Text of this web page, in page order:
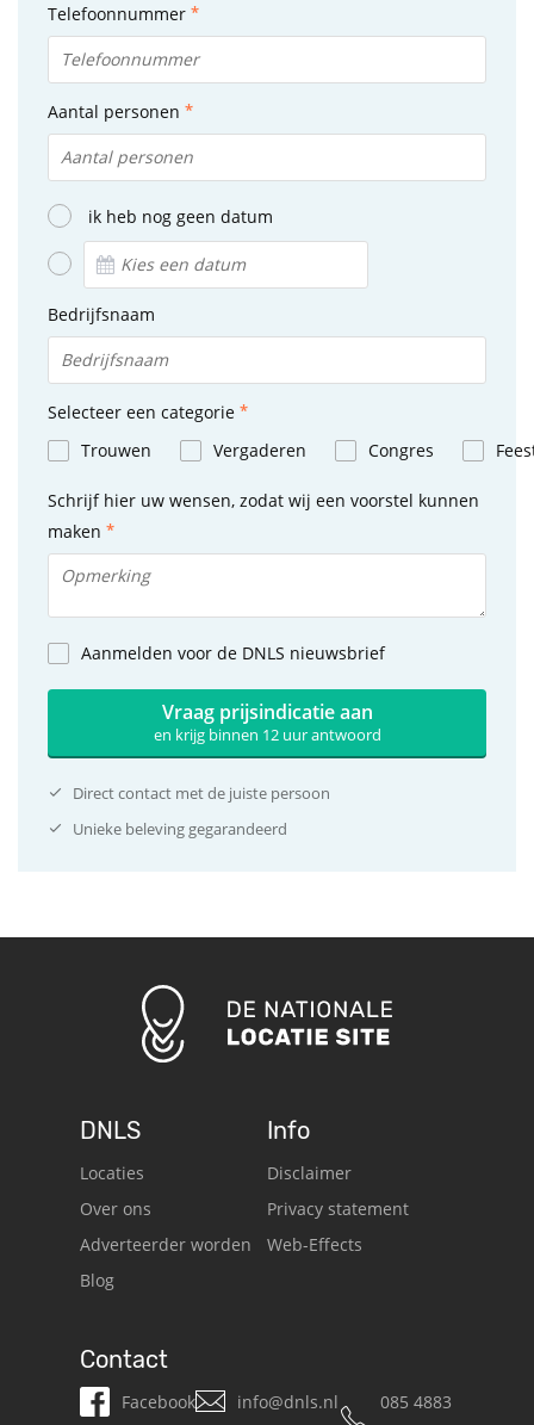
Telefoonnummer
Aantal personen
ik heb nog geen datum
Bedrijfsnaam
Selecteer een categorie
Trouwen
Vergaderen Congres
Schrijf hier uw wensen, zodat wij een voorstel kunnen
maken
Aanmelden voor de DNLS nieuwsbrief
Vraag prijsindicatie aan
en krijg binnen 12 uur antwoord
Direct contact met de juiste persoon
Unieke beleving gegarandeerd
DNLS
Locaties
Over ons
Adverteerder worden
Blog
Info
Disclaimer
Privacy statement
Web-Effects
Contact
Facebook info@dnls.nl 085 4883